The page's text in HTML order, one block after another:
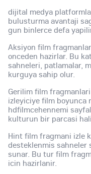
dijital medya
bulusturma avantaji
gun binlerce defa
Aksiyon film
onceden hazirlar. Bu
sahneleri, patlamalar,
kurguya sahip olur.
Gerilim film
izleyiciye film boyunca
hdfilmcehennemi
kulturun bir parcasi
Hint film fragmani izle
desteklenmis sahneler
sunar. Bu tur film
icin hazirlanir.